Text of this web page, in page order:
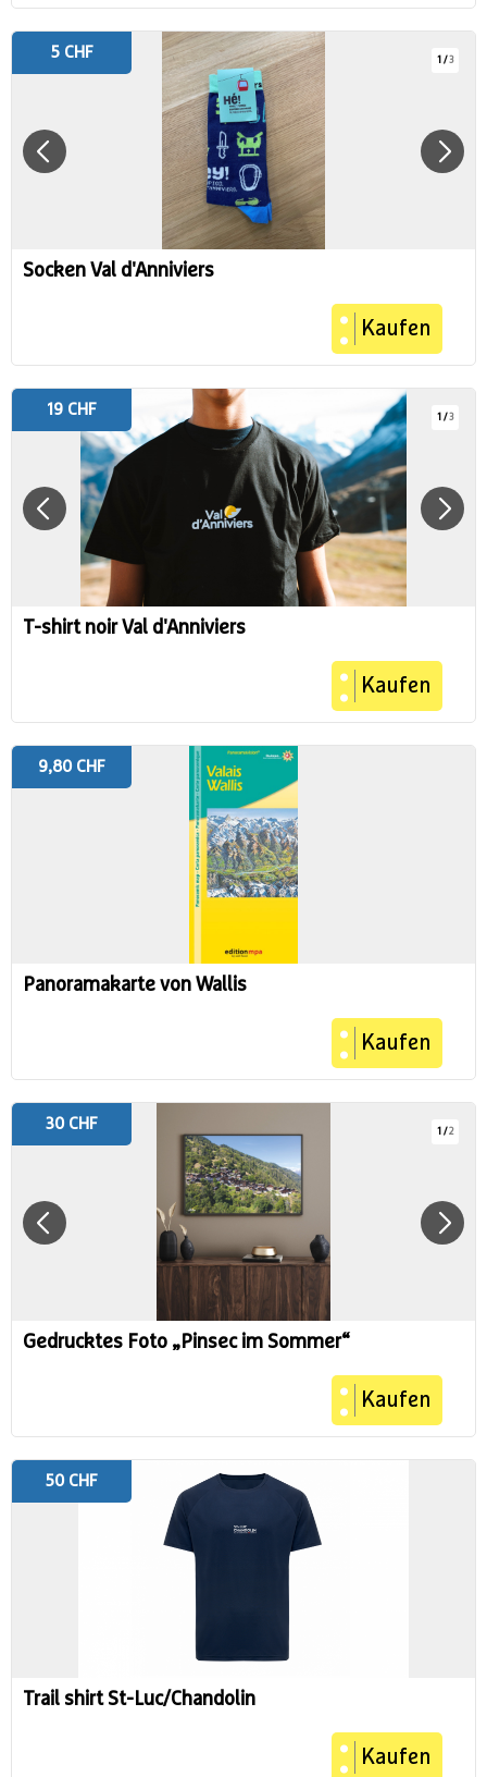
1 /3
Socken Val d'Anniviers
Kaufen
5 CHF
1 /3
T-shirt noir Val d'Anniviers
Kaufen
19 CHF
Panoramakarte von Wallis
Kaufen
9,80 CHF
1 /2
Gedrucktes Foto „Pinsec im Sommer“
Kaufen
30 CHF
Trail shirt St-Luc/Chandolin
Kaufen
50 CHF